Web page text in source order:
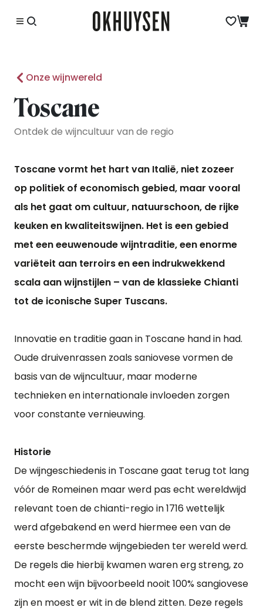
Onze wijnwereld
Toscane
Ontdek de wijncultuur van de regio
Toscane vormt het hart van Italië, niet zozeer
op politiek of economisch gebied, maar vooral
als het gaat om cultuur, natuurschoon, de rijke
keuken en kwaliteitswijnen. Het is een gebied
met een eeuwenoude wijntraditie, een enorme
variëteit aan terroirs en een indrukwekkend
scala aan wijnstijlen – van de klassieke Chianti
tot de iconische Super Tuscans.
Innovatie en traditie gaan in Toscane hand in had.
Oude druivenrassen zoals saniovese vormen de
basis van de wijncultuur, maar moderne
technieken en internationale invloeden zorgen
voor constante vernieuwing.
Historie
De wijngeschiedenis in Toscane gaat terug tot lang
vóór de Romeinen maar werd pas echt wereldwijd
relevant toen de chianti-regio in 1716 wettelijk
werd afgebakend en werd hiermee een van de
eerste beschermde wijngebieden ter wereld werd.
De regels die hierbij kwamen waren erg streng, zo
mocht een wijn bijvoorbeeld nooit 100% sangiovese
zijn en moest er wit in de blend zitten. Deze regels